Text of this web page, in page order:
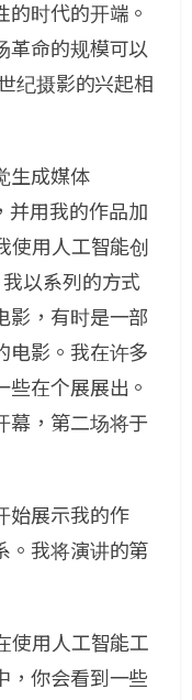
时代的开端。
革命的规模可以
纪摄影的兴起相
生成媒体
并用我的作品加
使用人工智能创
以系列的方式
影，有时是一部
电影。我在许多
在个展展出。
幕，第二场将于
始展示我的作
。我将演讲的第
使用人工智能工
，你会看到一些